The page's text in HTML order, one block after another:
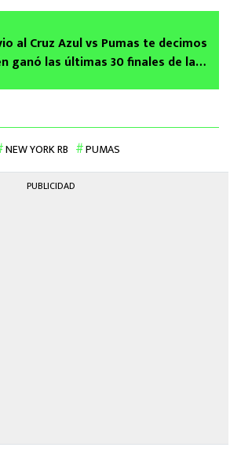
al Cruz Azul vs Pumas te decimos
ganó las últimas 30 finales de la
NEW YORK RB PUMAS
PUBLICIDAD